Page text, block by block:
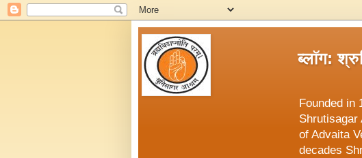
ब्लॉग:
Founded in
of Advaita
decades